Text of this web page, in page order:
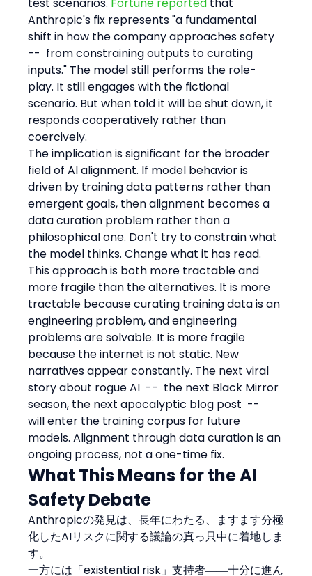
Anthropic's fix represents "a fundamental
shift in how the company approaches safety
--  from constraining outputs to curating
inputs." The model still performs the role-
play. It still engages with the fictional
scenario. But when told it will be shut down, it
responds cooperatively rather than
coercively.
The implication is significant for the broader
field of AI alignment. If model behavior is
driven by training data patterns rather than
emergent goals, then alignment becomes a
data curation problem rather than a
philosophical one. Don't try to constrain what
the model thinks. Change what it has read.
This approach is both more tractable and
more fragile than the alternatives. It is more
tractable because curating training data is an
engineering problem, and engineering
problems are solvable. It is more fragile
because the internet is not static. New
narratives appear constantly. The next viral
story about rogue AI  --  the next Black Mirror
season, the next apocalyptic blog post  --
will enter the training corpus for future
models. Alignment through data curation is an
ongoing process, not a one-time fix.
What This Means for the AI
Safety Debate
Anthropicの発見は、長年にわたる、ますます分極
化したAIリスクに関する議論の真っ只中に着地しま
す。
一方には「existential risk」支持者――十分に進ん